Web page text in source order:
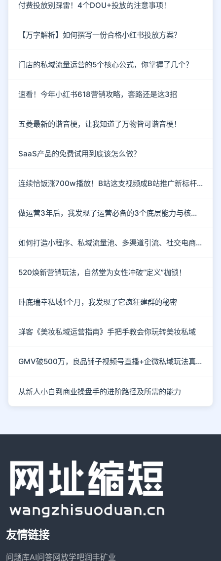
付费投放别踩雷！4个DOU+投放的注意事项！
【万字解析】如何撰写一份合格小红书投放方案？
门店的私域流量运营的5个核心公式，你掌握了几个？
速看！今年小红书618营销攻略，套路还是这3招
五菱最新的谐音梗，让我知道了万物皆可谐音梗！
SaaS产品的免费试用到底该怎么做？
连续恰饭涨700w播放！B站这支视频成B站推广新标杆！
做运营3年后，我发现了运营必备的3个底层能力与核心思维
如何打造小程序、私域流量池、多渠道引流、社交电商玩法？
520焕新营销玩法，自然堂为女性冲破“定义”枷锁！
卧底瑞幸私域1个月，我发现了它疯狂建群的秘密
蝉客《美妆私域运营指南》手把手教会你玩转美妆私域
GMV破500万，良品铺子视频号直播+企微私域玩法真硬核
从新人小白到商业操盘手的进阶路径及所需的能力
友情链接
问题库AI问答网放学吧润丰矿业